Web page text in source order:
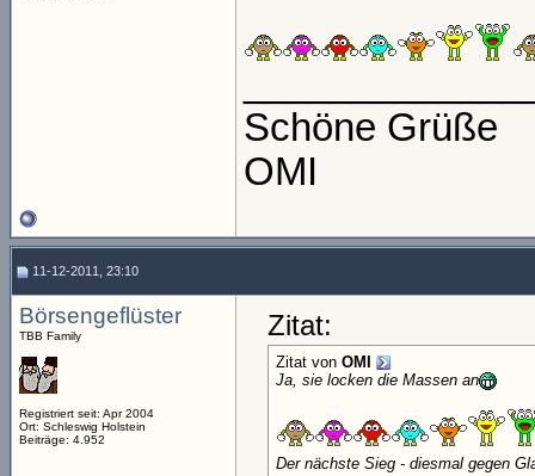
Schöne Grüße
OMI
11-12-2011, 23:10
Börsengeflüster
TBB Family
Registriert seit: Apr 2004
Ort: Schleswig Holstein
Beiträge: 4.952
Zitat:
Zitat von OMI
Ja, sie locken die Massen an
Der nächste Sieg - diesmal gegen